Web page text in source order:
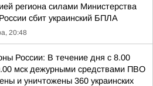
региона силами Министерства
сбит украинский БПЛА
20:48
России: В течение дня с 8.00
мск дежурными средствами ПВО
и уничтожены 360 украинских